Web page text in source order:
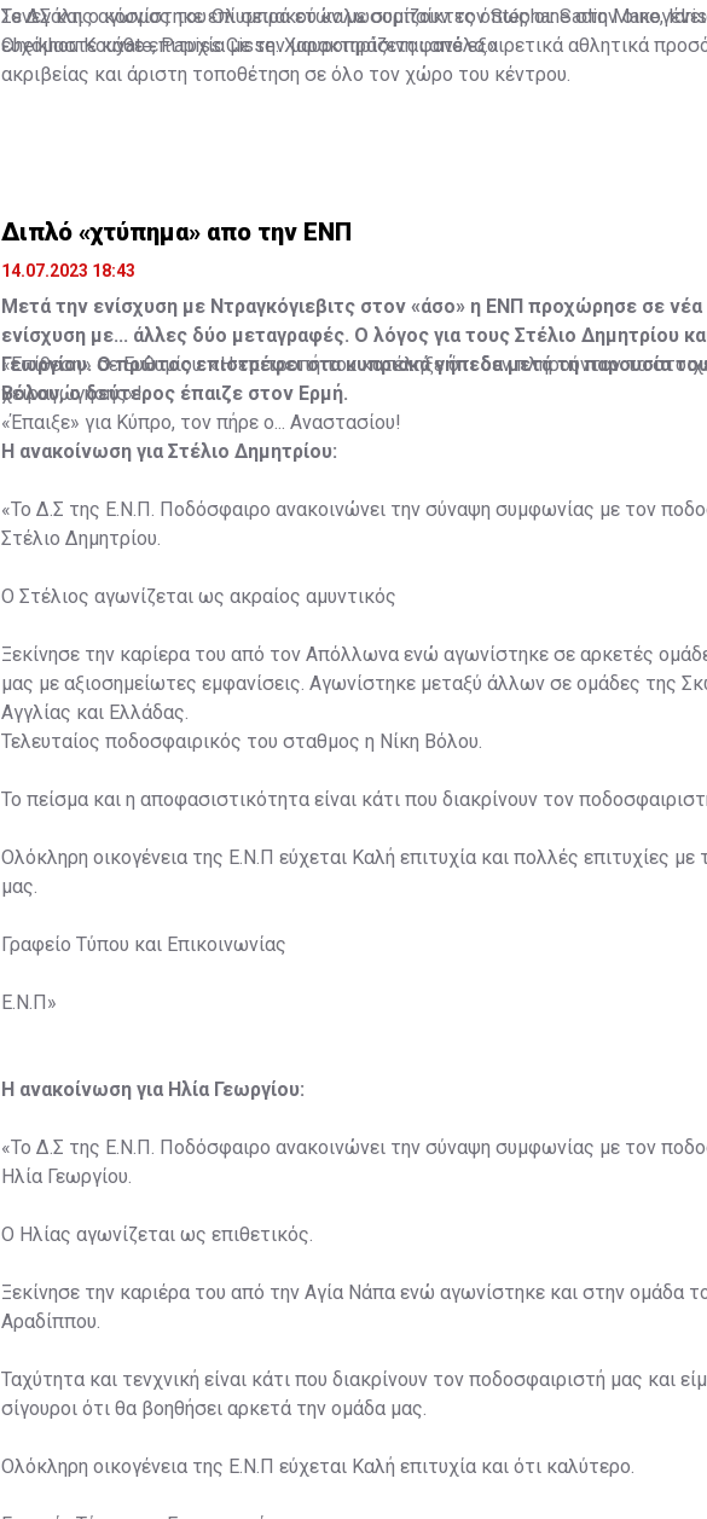
Σενεγάλης αγωνίστηκε επί σειρά ετών με συμπαίκτες όπως οι: Sadio Mane,
Cheikhou Kouyate, Papiss Cisse. Χαρακτηρίζεται από εξαιρετικά αθλητικά
ακριβείας και άριστη τοποθέτηση σε όλο τον χώρο του κέντρου.
Το ΔΣ και ο κόσμος του Ολυμπιακού καλωσορίζουν τον Stéphane στην
ευχόμαστε κάθε επιτυχία με την μαυροπράσινη φανέλα.»
Διπλό «χτύπημα» απο την ΕΝΠ
14.07.2023 18:43
Μετά την ενίσχυση με Ντραγκόγιεβιτς στον «άσο» η ΕΝΠ προχώρησε σε νέα
ενίσχυση με... άλλες δύο μεταγραφές. Ο λόγος για τους Στέλιο Δημητρίου
Γεωργίου. Ο πρώτος επιστρέφει στα κυπριακά γήπεδα μετά τη παρουσία
Βόλου, ο δεύτερος έπαιζε στον Ερμή.
«Επίθεση» σε Ευθυμίου: «Η επιτροπή του κατέληξε ότι δεν πληρούνταν τα
χειραγώγησης»!
«Έπαιξε» για Κύπρο, τον πήρε ο... Αναστασίου!
Η ανακοίνωση για Στέλιο Δημητρίου:
«Το Δ.Σ της Ε.Ν.Π. Ποδόσφαιρο ανακοινώνει την σύναψη συμφωνίας με τον
Στέλιο Δημητρίου.
O Στέλιος αγωνίζεται ως ακραίος αμυντικός
Ξεκίνησε την καρίερα του από τον Απόλλωνα ενώ αγωνίστηκε σε αρκετές
μας με αξιοσημείωτες εμφανίσεις. Αγωνίστηκε μεταξύ άλλων σε ομάδες της
Αγγλίας και Ελλάδας.
Τελευταίος ποδοσφαιρικός του σταθμος η Νίκη Βόλου.
To πείσμα και η αποφασιστικότητα είναι κάτι που διακρίνουν τον
Ολόκληρη οικογένεια της Ε.Ν.Π εύχεται Καλή επιτυχία και πολλές επιτυχίες με
μας.
Γραφείο Τύπου και Επικοινωνίας
Ε.Ν.Π»
Η ανακοίνωση για Ηλία Γεωργίου:
«Το Δ.Σ της Ε.Ν.Π. Ποδόσφαιρο ανακοινώνει την σύναψη συμφωνίας με τον
Hλία Γεωργίου.
O Ηλίας αγωνίζεται ως επιθετικός.
Ξεκίνησε την καριέρα του από την Αγία Νάπα ενώ αγωνίστηκε και στην ομάδα
Αραδίππου.
Ταχύτητα και τενχνική είναι κάτι που διακρίνουν τον ποδοσφαιριστή μας και
σίγουροι ότι θα βοηθήσει αρκετά την ομάδα μας.
Ολόκληρη οικογένεια της Ε.Ν.Π εύχεται Καλή επιτυχία και ότι καλύτερο.